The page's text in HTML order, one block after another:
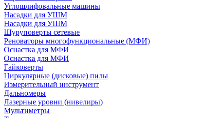
Углошлифовальные машины
Насадки для УШМ
Насадки для УШМ
Шуруповерты сетевые
Реноваторы многофункциональные (МФИ)
Оснастка для МФИ
Оснастка для МФИ
Гайковерты
Циркулярные (дисковые) пилы
Измерительный инструмент
Дальномеры
Лазерные уровни (нивелиры)
Мультиметры